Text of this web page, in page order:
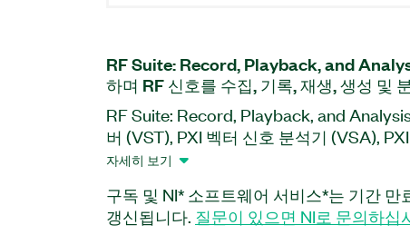
RF Suite: Record, Playback, and
하며 RF 신호를 수집, 기록, 재생, 생성 및
RF Suite: Record, Playback, and
버 (VST), PXI 벡터 신호 분석기 (VSA),
하드웨어 및 USRP 소프트웨어 정의 라디
완전 모듈형 소프트웨어 정의 라디오
리자, 스펙트럼, 레코더, 플레이어 및 RTSA
자세히 보기
구독 및 NI* 소프트웨어 서비스*는 기간 만
갱신됩니다. 질문이 있으면 NI로 문의하십